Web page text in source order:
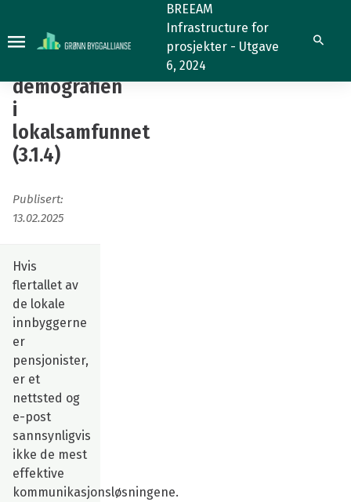
av
demografien
i
lokalsamfunnet
(3.1.4)
BREEAM
Infrastructure for
prosjekter - Utgave
6, 2024
Søk
Vurdering
demografien
i
lokalsamfunnet
(3.1.4)
Publisert:
13.02.2025
Hvis
flertallet av
de lokale
innbyggerne
er
pensjonister,
er et
nettsted og
e-post
sannsynligvis
ikke de mest
effektive
kommunikasjonsløsningene.